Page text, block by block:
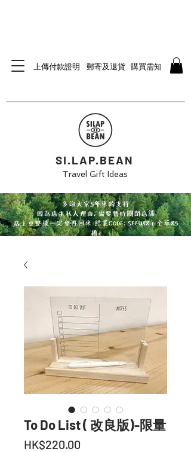
上傳付款證明 購買需知
郵寄及退貨
多謝大家5年來的支持
因為店主私人理由, 需要暫時關閉店舖
店主重整後一定會再回來 結業CODE: SEEU88 ( 全單85
折)
SI.LAP.BEAN
Travel Gift Ideas
To Do List ( 改良版)-限量
HK$220.00